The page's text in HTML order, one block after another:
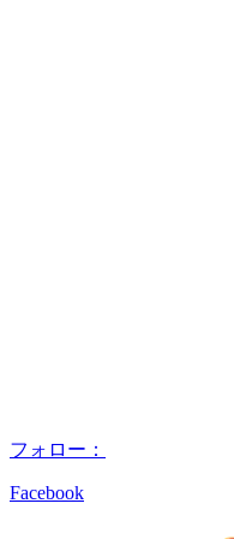
フォロー：
Facebook